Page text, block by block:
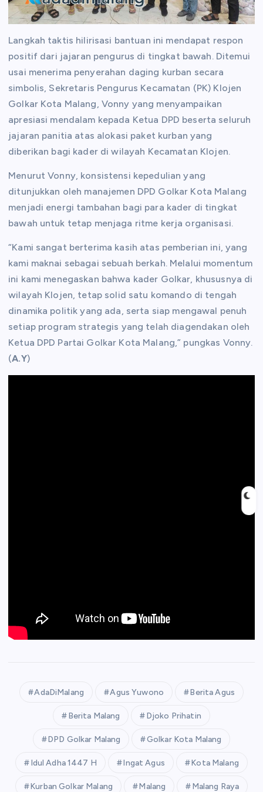
Langkah taktis hilirisasi bantuan ini mendapat respon
positif dari jajaran pengurus di tingkat bawah. Ditemui
usai menerima penyerahan daging kurban secara
simbolis, Sekretaris Pengurus Kecamatan (PK) Klojen
Golkar Kota Malang, Vonny yang menyampaikan
apresiasi mendalam kepada Ketua DPD beserta seluruh
jajaran panitia atas alokasi paket kurban yang
diberikan bagi kader di wilayah Kecamatan Klojen.
Menurut Vonny, konsistensi kepedulian yang
ditunjukkan oleh manajemen DPD Golkar Kota Malang
menjadi energi tambahan bagi para kader di tingkat
bawah untuk tetap menjaga ritme kerja organisasi.
“Kami sangat berterima kasih atas pemberian ini, yang
kami maknai sebagai sebuah berkah. Melalui momentum
ini kami menegaskan bahwa kader Golkar, khususnya di
wilayah Klojen, tetap solid satu komando di tengah
dinamika politik yang ada, serta siap mengawal penuh
setiap program strategis yang telah diagendakan oleh
Ketua DPD Partai Golkar Kota Malang,” pungkas Vonny.
(A.Y)
AdaDiMalang Agus Yuwono Berita Agus
Berita Malang Djoko Prihatin
DPD Golkar Malang Golkar Kota Malang
Idul Adha 1447 H Ingat Agus Kota Malang
Kurban Golkar Malang Malang Malang Raya